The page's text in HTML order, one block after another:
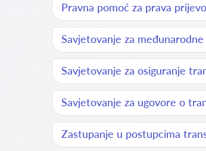
Pravna pomoć za prava
Savjetovanje za
Savjetovanje za osiguranje
Savjetovanje za ugovore o
Zastupanje u postupcima